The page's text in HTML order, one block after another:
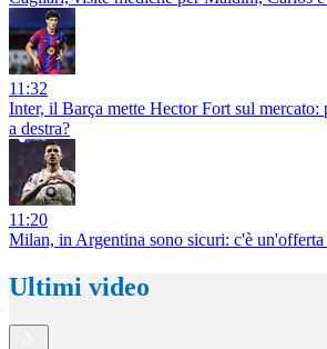
11:32
Inter, il Barça mette Hector Fort sul mercato:
a destra?
11:20
Milan, in Argentina sono sicuri: c'è un'offerta
Ultimi video